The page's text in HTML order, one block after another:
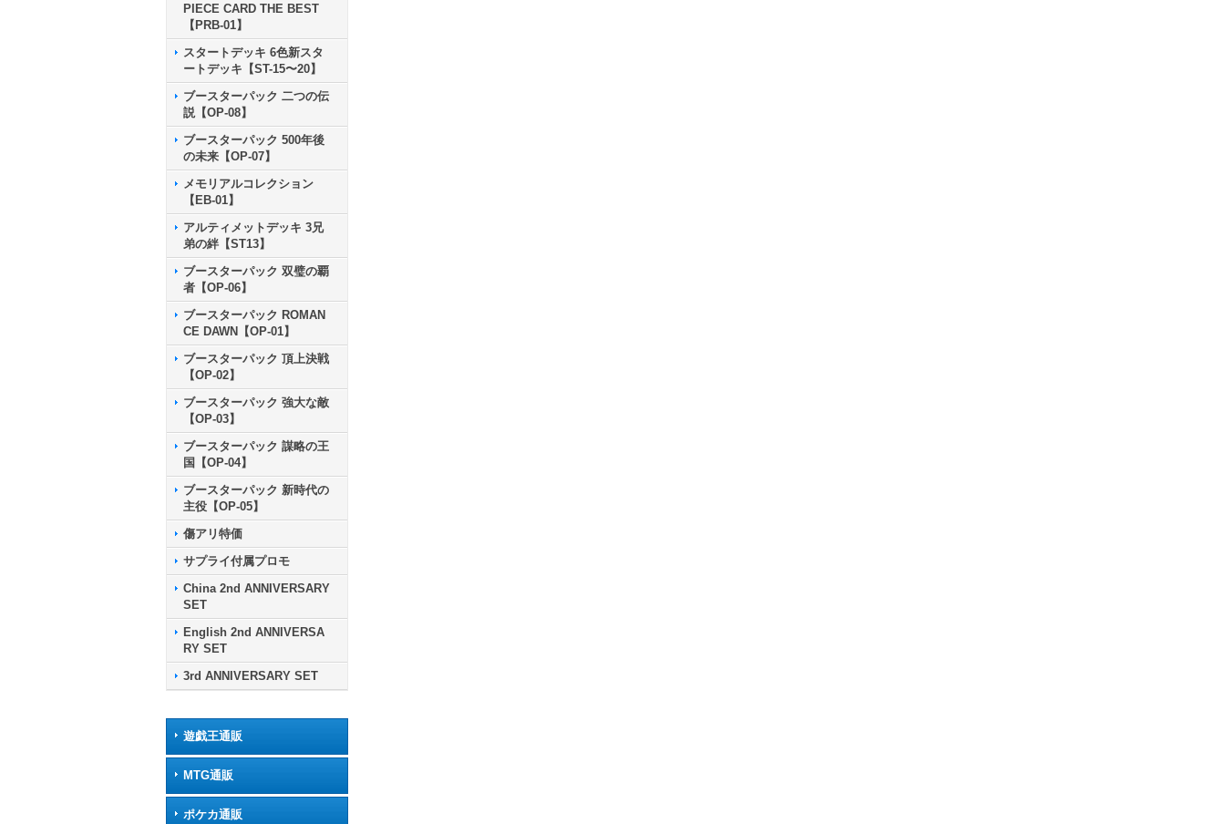
PIECE CARD THE BEST
【PRB-01】
スタートデッキ 6色新スタ
ートデッキ【ST-15〜20】
ブースターパック 二つの伝
説【OP-08】
ブースターパック 500年後
の未来【OP-07】
メモリアルコレクション
【EB-01】
アルティメットデッキ 3兄
弟の絆【ST13】
ブースターパック 双璧の覇
者【OP-06】
ブースターパック ROMAN
CE DAWN【OP-01】
ブースターパック 頂上決戦
【OP-02】
ブースターパック 強大な敵
【OP-03】
ブースターパック 謀略の王
国【OP-04】
ブースターパック 新時代の
主役【OP-05】
傷アリ特価
サプライ付属プロモ
China 2nd ANNIVERSARY
SET
English 2nd ANNIVERSA
RY SET
3rd ANNIVERSARY SET
遊戯王通販
MTG通販
ポケカ通販